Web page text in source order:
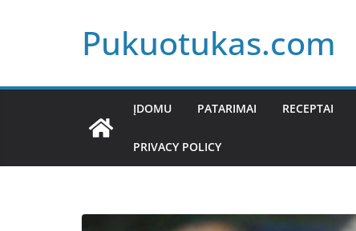
Pukuotukas.com
ĮDOMU PATARIMAI RECEPTAI
PRIVACY POLICY